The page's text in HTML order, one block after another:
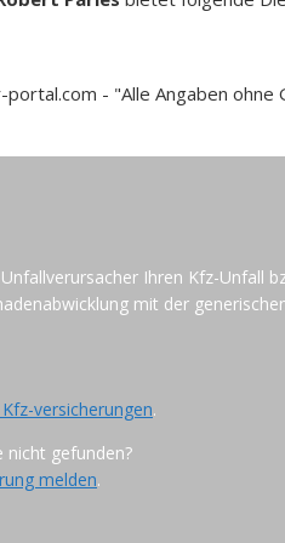
- "Alle Angaben ohne
Ihren Kfz-Unfall
mit der
versicherungen.
nicht gefunden?
melden.